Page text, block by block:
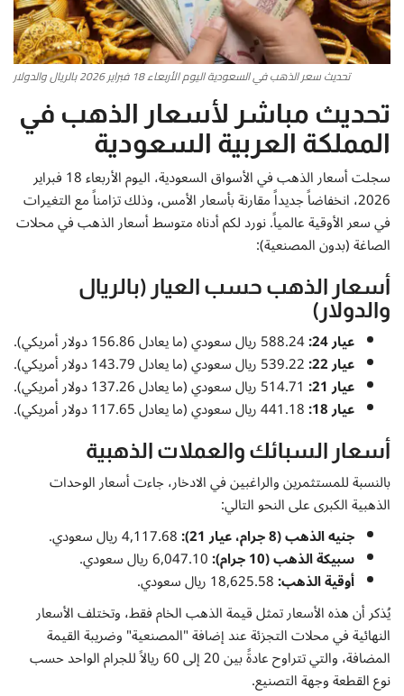
جاليري الفن التشكيلي
من نحن
سياسة الخصوصية
البنود والشروط
رئيس التحرير
إتصل بنا
تحديث سعر الذهب في السعودية اليوم الأربعاء 18 فبراير 2026 بالريال والدولار
تحديث مباشر لأسعار الذهب في
المملكة العربية السعودية
سجلت أسعار الذهب في الأسواق السعودية، اليوم الأربعاء 18 فبراير
2026، انخفاضاً جديداً مقارنة بأسعار الأمس، وذلك تزامناً مع التغيرات
في سعر الأوقية عالمياً. نورد لكم أدناه متوسط أسعار الذهب في محلات
الصاغة (بدون المصنعية):
أسعار الذهب حسب العيار (بالريال
والدولار)
عيار 24:
عيار 22:
عيار 21:
عيار 18:
أسعار السبائك والعملات الذهبية
بالنسبة للمستثمرين والراغبين في الادخار، جاءت أسعار الوحدات
الذهبية الكبرى على النحو التالي:
جنيه الذهب (8 جرام، عيار 21):
سبيكة الذهب (10 جرام):
أوقية الذهب:
يُذكر أن هذه الأسعار تمثل قيمة الذهب الخام فقط، وتختلف الأسعار
النهائية في محلات التجزئة عند إضافة "المصنعية" وضريبة القيمة
المضافة، والتي تتراوح عادةً بين 20 إلى 60 ريالاً للجرام الواحد حسب
نوع القطعة وجهة التصنيع.